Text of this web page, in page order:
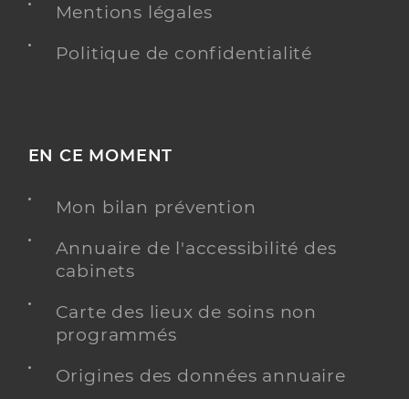
Mentions légales
Politique de confidentialité
EN CE MOMENT
Mon bilan prévention
Annuaire de l'accessibilité des
cabinets
Carte des lieux de soins non
programmés
Origines des données annuaire